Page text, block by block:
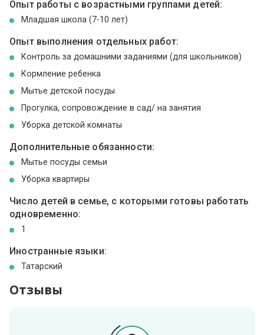
Опыт работы с возрастными группами детей:
Младшая школа (7-10 лет)
Опыт выполнения отдельных работ:
Контроль за домашними заданиями (для школьников)
Кормление ребенка
Мытье детской посуды
Прогулка, сопровождение в сад/ на занятия
Уборка детской комнаты
Дополнительные обязанности:
Мытье посуды семьи
Уборка квартиры
Число детей в семье, с которыми готовы работать
одновременно:
1
Иностранные языки:
Татарский
Отзывы